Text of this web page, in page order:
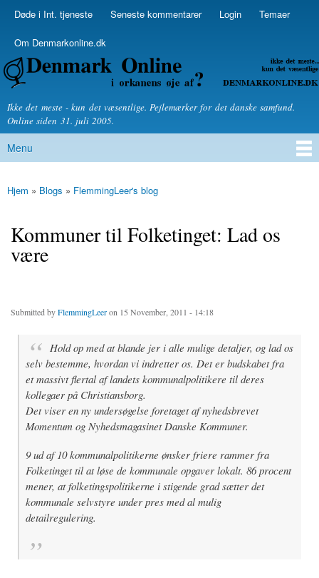
Skip to
Secondary menu
Døde i Int. tjeneste Seneste kommentarer Login Temaer
Om Denmarkonline.dk
Denmarkonline.dk - blognyheder om politik
Ikke det meste - kun det væsentlige. Pejlemærker for det danske samfund.
Online siden 31. juli 2005.
Main menu
Menu
You are here
Hjem » Blogs » FlemmingLeer's blog
Kommuner til Folketinget: Lad os
være
Submitted byFlemmingLeeron 15 November, 2011 - 14:18
Hold op med at blande jer i alle mulige detaljer, og lad os
selv bestemme, hvordan vi indretter os. Det er budskabet fra
et massivt flertal af landets kommunalpolitikere til deres
kollegaer på Christiansborg.
Det viser en ny undersøgelse foretaget af nyhedsbrevet
Momentum og Nyhedsmagasinet Danske Kommuner.
9 ud af 10 kommunalpolitikerne ønsker friere rammer fra
Folketinget til at løse de kommunale opgaver lokalt. 86 procent
mener, at folketingspolitikerne i stigende grad sætter det
kommunale selvstyre under pres med al mulig
detailregulering.